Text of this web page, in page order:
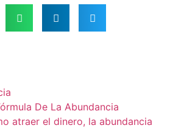
De La Abundancia
atraer el dinero, la abundancia